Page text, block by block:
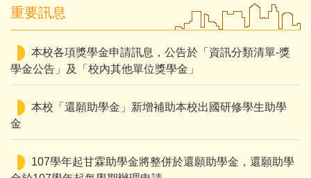
重要訊息
本校各項獎學金申請訊息，公告於「資訊分類清單-獎
學金公告」及「校內其他單位獎學金」
本校「還願助學金」新增補助本校出國研修學生助學
金
107學年起甘霖助學金將整併於還願助學金，還願助學